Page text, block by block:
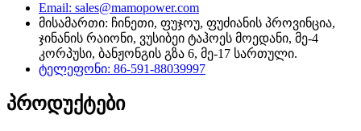
Email: sales@mamopower.com
მისამართი: ჩინეთი, ფუჯოუ, ფუძიანის პროვინცია,
ჯინანის რაიონი, ვუსიბეი ტაჰოეს მოედანი, მე-4
კორპუსი, ბანჟონგის გზა 6, მე-17 სართული.
ტელეფონი: 86-591-88039997
პროდუქტები